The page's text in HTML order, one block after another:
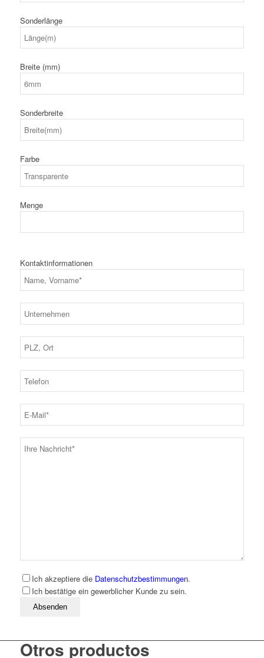
Sonderlänge
Breite (mm)
Sonderbreite
Farbe
Menge
Kontaktinformationen
Ich akzeptiere die Datenschutzbestimmungen.
Ich bestätige ein gewerblicher Kunde zu sein.
Bitte lassen Sie dieses Feld leer
Otros productos